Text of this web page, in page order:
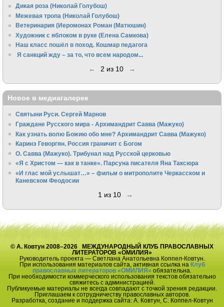
Дикая роза (Николай Голубош)
Межевая тропа (Николай Голубош)
Ветеринария (Иеромонах Роман (Матюшин)
Художник с яблоком в руке (Елена Самкова)
Наш класс пошёл в поход. Кошмар педагога
Я санкций жду – за то, что всем народом...
← 2 из 10 →
Новое в медиагалерее
Святыни Руси. Сергей Марнов
Граждане Русского мира - Архимандрит Савва (Мажуко)
Как узнать волю Божию обо мне? Архимандрит Савва (Мажуко)
Каринэ Геворгян. Россия граничит с Богом
О. Савва (Мажуко). Трибунал над Русской церковью
«Я с Христом — как в танке». Парсуна писателя Яна Таксюра
«И глас мой услышат…» – фильм о митрополите Черкасском и
Каневском Феодосии
1 из 10 →
© А. Ковтун 2008–2026 МЕЖДУНАРОДНЫЙ КЛУБ ПРАВОСЛАВНЫХ
ЛИТЕРАТОРОВ «ОМИЛИЯ»
Руководитель проекта — Светлана Анатольевна Коппел-Ковтун.
При использования материалов сайта, активная ссылка на Клуб
православных литераторов «ОМИЛИЯ» обязательна.
При необходимости коммерческого использования текстов обязательно
свяжитесь с администрацией.
Публикуемые материалы не всегда совпадают с точкой зрения редакции.
Приглашаем к сотрудничеству православных авторов.
Разработка, создание и поддержка сайта: А. Ковтун, С. Коппел-Ковтун